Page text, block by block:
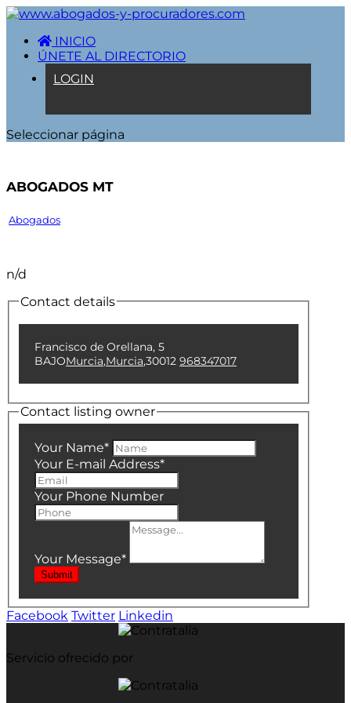
INICIO
ÚNETE AL DIRECTORIO
LOGIN
Seleccionar página
ABOGADOS MT
Abogados
n/d
Contact details
Francisco de Orellana, 5
BAJOMurcia,Murcia,30012 968347017
Contact listing owner
Your Name*
Your E-mail Address*
Your Phone Number
Your Message*
Submit
Facebook Twitter Linkedin
Servicio ofrecido por